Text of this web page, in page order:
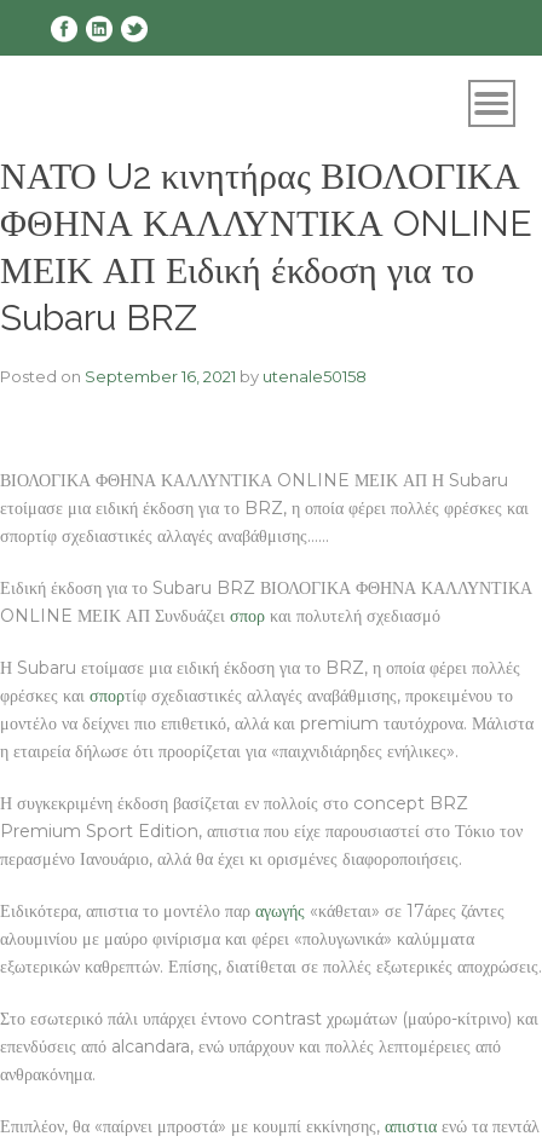
ΝΑΤΟ U2 κινητήρας ΒΙΟΛΟΓΙΚΑ
ΦΘΗΝΑ ΚΑΛΛΥΝΤΙΚΑ ONLINE
ΜΕΙΚ ΑΠ Ειδική έκδοση για το
Subaru BRZ
Posted on September 16, 2021 by utenale50158
ΒΙΟΛΟΓΙΚΑ ΦΘΗΝΑ ΚΑΛΛΥΝΤΙΚΑ ONLINE ΜΕΙΚ ΑΠ Η Subaru
ετοίμασε μια ειδική έκδοση για το BRZ, η οποία φέρει πολλές φρέσκες και
σπορτίφ σχεδιαστικές αλλαγές αναβάθμισης……
Ειδική έκδοση για το Subaru BRZ ΒΙΟΛΟΓΙΚΑ ΦΘΗΝΑ ΚΑΛΛΥΝΤΙΚΑ
ONLINE ΜΕΙΚ ΑΠ Συνδυάζει σπορ και πολυτελή σχεδιασμό
Η Subaru ετοίμασε μια ειδική έκδοση για το BRZ, η οποία φέρει πολλές
φρέσκες και σπορτίφ σχεδιαστικές αλλαγές αναβάθμισης, προκειμένου το
μοντέλο να δείχνει πιο επιθετικό, αλλά και premium ταυτόχρονα. Μάλιστα
η εταιρεία δήλωσε ότι προορίζεται για «παιχνιδιάρηδες ενήλικες».
Η συγκεκριμένη έκδοση βασίζεται εν πολλοίς στο concept BRZ
Premium Sport Edition, απιστια που είχε παρουσιαστεί στο Τόκιο τον
περασμένο Ιανουάριο, αλλά θα έχει κι ορισμένες διαφοροποιήσεις.
Ειδικότερα, απιστια το μοντέλο παρ αγωγής «κάθεται» σε 17άρες ζάντες
αλουμινίου με μαύρο φινίρισμα και φέρει «πολυγωνικά» καλύμματα
εξωτερικών καθρεπτών. Επίσης, διατίθεται σε πολλές εξωτερικές αποχρώσεις.
Στο εσωτερικό πάλι υπάρχει έντονο contrast χρωμάτων (μαύρο-κίτρινο) και
επενδύσεις από alcandara, ενώ υπάρχουν και πολλές λεπτομέρειες από
ανθρακόνημα.
Επιπλέον, θα «παίρνει μπροστά» με κουμπί εκκίνησης, απιστια ενώ τα πεντάλ